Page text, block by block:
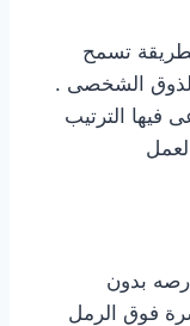
بطريقة تسمح
الشخصى .
فيها الترتيب
رصه بدون
فوق الرمل